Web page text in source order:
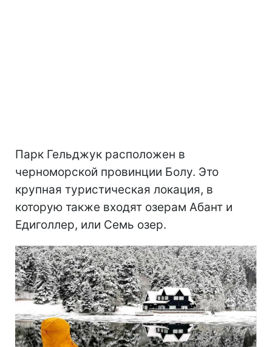
Парк Гельджук расположен в
черноморской провинции Болу. Это
крупная туристическая локация, в
которую также входят озерам Абант и
Едиголлер, или Семь озер.